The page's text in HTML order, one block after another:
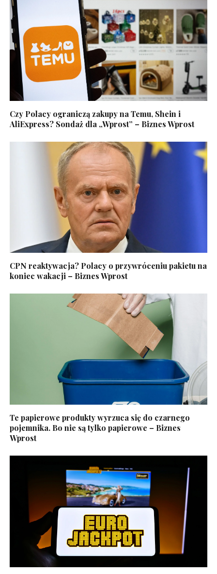
Czy Polacy ograniczą zakupy na Temu, Shein i
AliExpress? Sondaż dla „Wprost” – Biznes Wprost
CPN reaktywacja? Polacy o przywróceniu pakietu na
koniec wakacji – Biznes Wprost
Te papierowe produkty wyrzuca się do czarnego
pojemnika. Bo nie są tylko papierowe – Biznes
Wprost